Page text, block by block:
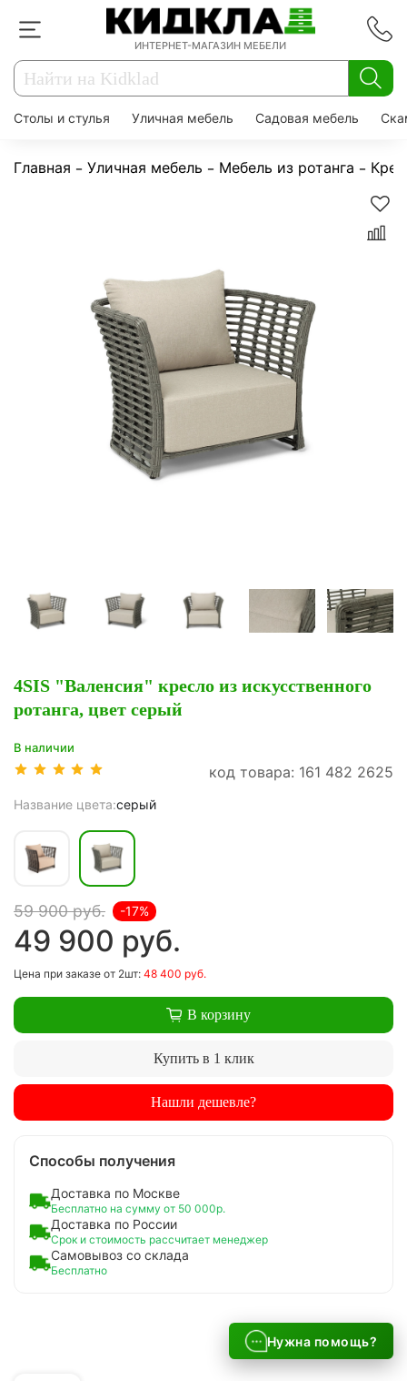
ИНТЕРНЕТ-МАГАЗИН МЕБЕЛИ
Столы и стулья Уличная мебель Садовая мебель
Главная Уличная мебель Мебель из ротанга
4SIS "Валенсия" кресло из искусственного
ротанга, цвет серый
В наличии
код товара: 161 482 2625
Название цвета:серый
59 900 руб.
49 900 руб.
-17%
Цена при заказе от 2шт: 48 400 руб.
В корзину
Купить в 1 клик
Нашли дешевле?
Способы получения
Доставка по Москве
Бесплатно на сумму от 50 000р.
Доставка по России
Срок и стоимость рассчитает менеджер
Самовывоз со склада
Бесплатно
Нужна помощь?